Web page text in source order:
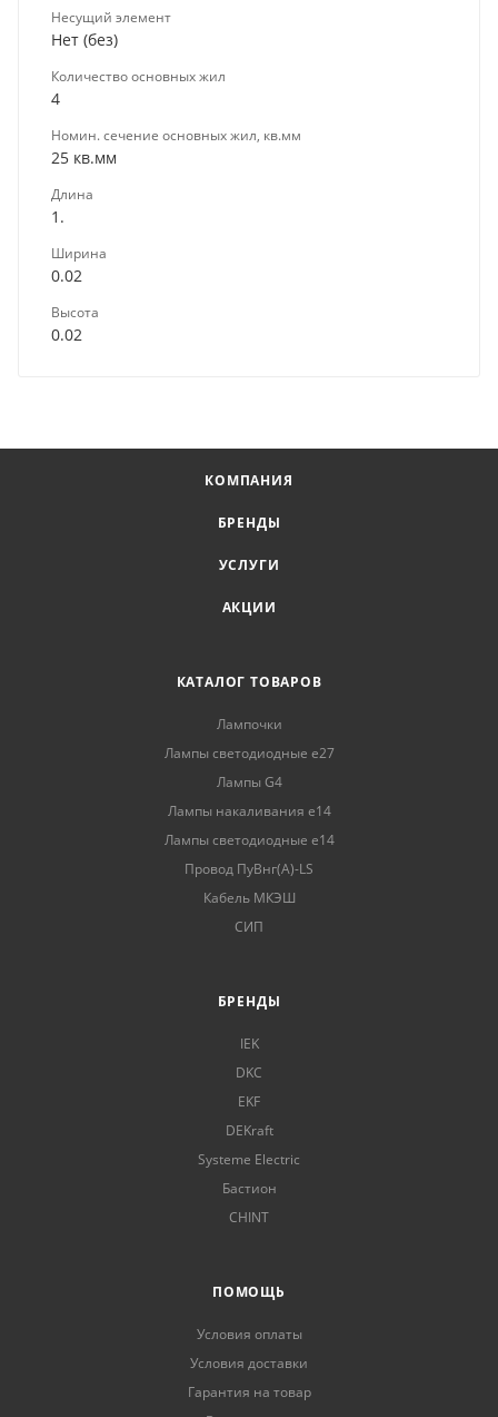
Несущий элемент
Нет (без)
Количество основных жил
4
Номин. сечение основных жил, кв.мм
25 кв.мм
Длина
1.
Ширина
0.02
Высота
0.02
КОМПАНИЯ
БРЕНДЫ
УСЛУГИ
АКЦИИ
КАТАЛОГ ТОВАРОВ
Лампочки
Лампы светодиодные е27
Лампы G4
Лампы накаливания е14
Лампы светодиодные е14
Провод ПуВнг(А)-LS
Кабель МКЭШ
СИП
БРЕНДЫ
IEK
DKC
EKF
DEKraft
Systeme Electric
Бастион
CHINT
ПОМОЩЬ
Условия оплаты
Условия доставки
Гарантия на товар